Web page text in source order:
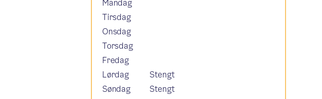
Mandag
Tirsdag
Onsdag
Torsdag
Fredag
Lørdag
Stengt
Søndag
Stengt